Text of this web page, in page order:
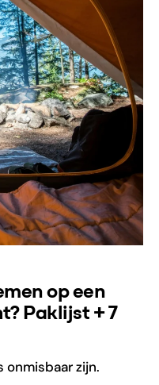
op een
Paklijst + 7
onmisbaar zijn.